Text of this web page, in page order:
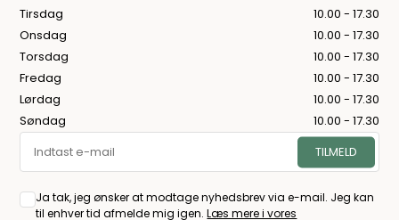
Tirsdag
10.00 - 17.30
Onsdag
10.00 - 17.30
Torsdag
10.00 - 17.30
Fredag
10.00 - 17.30
Lørdag
10.00 - 17.30
Søndag
10.00 - 17.30
Ja tak, jeg ønsker at modtage nyhedsbrev via e-mail. Jeg kan
til enhver tid afmelde mig igen.Læs mere i vores